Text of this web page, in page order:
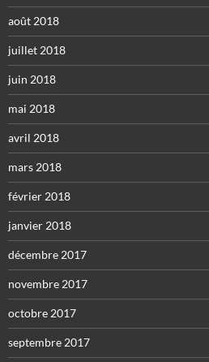
août 2018
juillet 2018
juin 2018
mai 2018
avril 2018
mars 2018
février 2018
janvier 2018
décembre 2017
novembre 2017
octobre 2017
septembre 2017